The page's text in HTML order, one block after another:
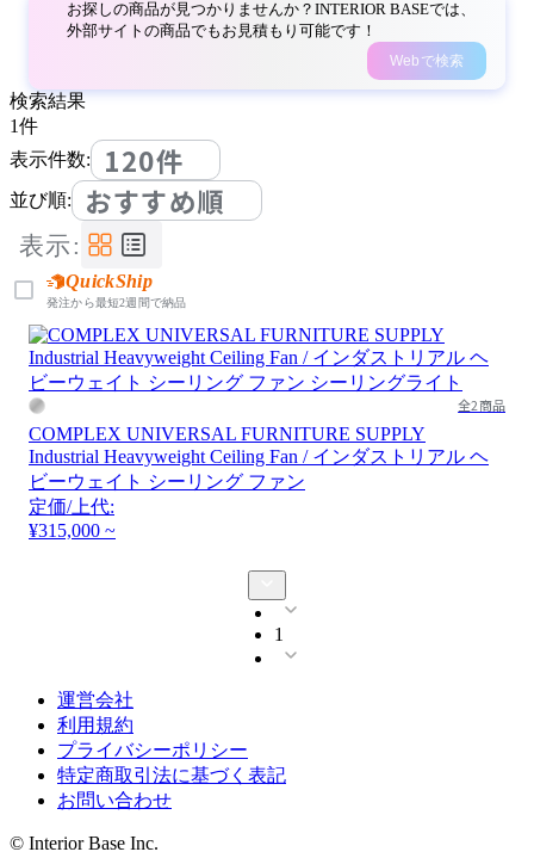
お探しの商品が見つかりませんか？INTERIOR BASEでは、
外部サイトの商品でもお見積もり可能です！
Webで検索
検索結果
1件
表示件数:
120件
並び順: おすすめ順
表示:
QuickShip
発注から最短2週間で納品
全2商品
COMPLEX UNIVERSAL FURNITURE SUPPLY
Industrial Heavyweight Ceiling Fan / インダストリアル ヘ
ビーウェイト シーリング ファン
定価/上代:
¥315,000 ~
1
運営会社
利用規約
プライバシーポリシー
特定商取引法に基づく表記
お問い合わせ
© Interior Base Inc.